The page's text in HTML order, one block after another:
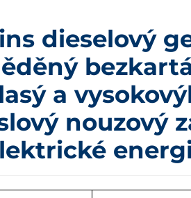
dieselový
a
nouzový